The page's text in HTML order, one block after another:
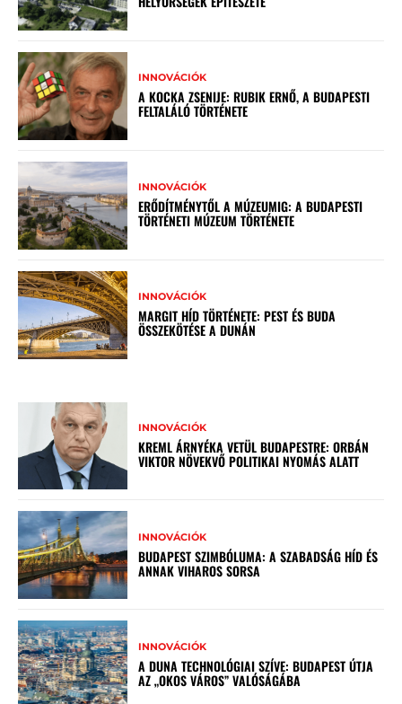
INNOVÁCIÓK
A KOCKA ZSENIJE: RUBIK ERNŐ, A BUDAPESTI
FELTALÁLÓ TÖRTÉNETE
INNOVÁCIÓK
ERŐDÍTMÉNYTŐL A MÚZEUMIG: A BUDAPESTI
TÖRTÉNETI MÚZEUM TÖRTÉNETE
INNOVÁCIÓK
MARGIT HÍD TÖRTÉNETE: PEST ÉS BUDA
ÖSSZEKÖTÉSE A DUNÁN
INNOVÁCIÓK
KREML ÁRNYÉKA VETÜL BUDAPESTRE: ORBÁN
VIKTOR NÖVEKVŐ POLITIKAI NYOMÁS ALATT
INNOVÁCIÓK
BUDAPEST SZIMBÓLUMA: A SZABADSÁG HÍD ÉS
ANNAK VIHAROS SORSA
INNOVÁCIÓK
A DUNA TECHNOLÓGIAI SZÍVE: BUDAPEST ÚTJA
AZ „OKOS VÁROS” VALÓSÁGÁBA